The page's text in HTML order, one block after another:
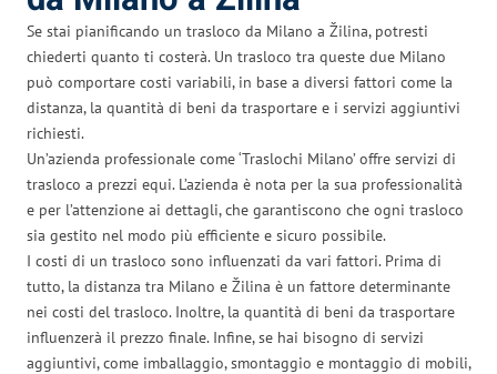
Se stai pianificando un trasloco da Milano a Žilina, potresti
chiederti quanto ti costerà. Un trasloco tra queste due Milano
può comportare costi variabili, in base a diversi fattori come la
distanza, la quantità di beni da trasportare e i servizi aggiuntivi
richiesti.
Un’azienda professionale come ‘Traslochi Milano’ offre servizi di
trasloco a prezzi equi. L’azienda è nota per la sua professionalità
e per l’attenzione ai dettagli, che garantiscono che ogni trasloco
sia gestito nel modo più efficiente e sicuro possibile.
I costi di un trasloco sono influenzati da vari fattori. Prima di
tutto, la distanza tra Milano e Žilina è un fattore determinante
nei costi del trasloco. Inoltre, la quantità di beni da trasportare
influenzerà il prezzo finale. Infine, se hai bisogno di servizi
aggiuntivi, come imballaggio, smontaggio e montaggio di mobili,